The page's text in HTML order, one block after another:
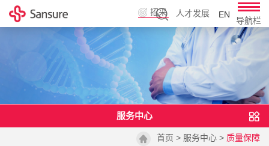
EN
人才发展
招采
导航栏
服务中心
首页 > 服务中心 > 质量保障